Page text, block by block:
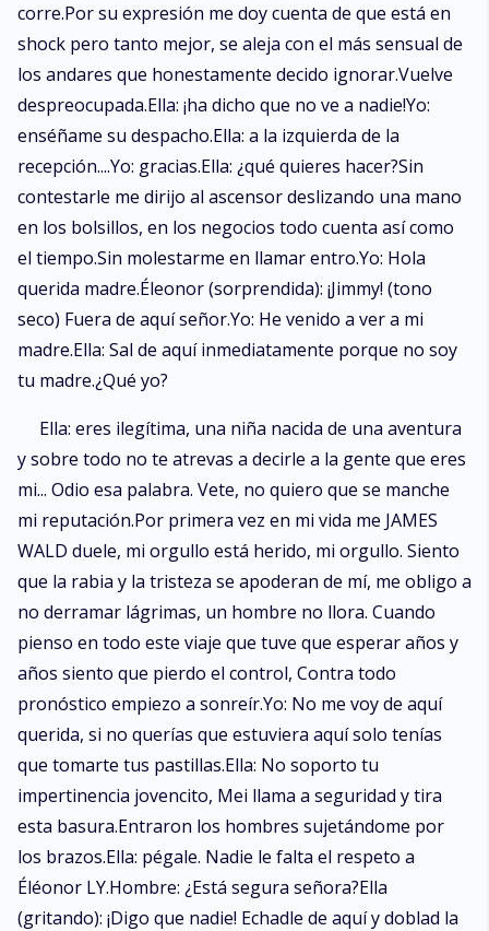
corre.Por su expresión me doy cuenta de que está en
shock pero tanto mejor, se aleja con el más sensual de
los andares que honestamente decido ignorar.Vuelve
despreocupada.Ella: ¡ha dicho que no ve a nadie!Yo:
enséñame su despacho.Ella: a la izquierda de la
recepción....Yo: gracias.Ella: ¿qué quieres hacer?Sin
contestarle me dirijo al ascensor deslizando una mano
en los bolsillos, en los negocios todo cuenta así como
el tiempo.Sin molestarme en llamar entro.Yo: Hola
querida madre.Éleonor (sorprendida): ¡Jimmy! (tono
seco) Fuera de aquí señor.Yo: He venido a ver a mi
madre.Ella: Sal de aquí inmediatamente porque no soy
tu madre.¿Qué yo?
Ella: eres ilegítima, una niña nacida de una aventura
y sobre todo no te atrevas a decirle a la gente que eres
mi... Odio esa palabra. Vete, no quiero que se manche
mi reputación.Por primera vez en mi vida me JAMES
WALD duele, mi orgullo está herido, mi orgullo. Siento
que la rabia y la tristeza se apoderan de mí, me obligo a
no derramar lágrimas, un hombre no llora. Cuando
pienso en todo este viaje que tuve que esperar años y
años siento que pierdo el control, Contra todo
pronóstico empiezo a sonreír.Yo: No me voy de aquí
querida, si no querías que estuviera aquí solo tenías
que tomarte tus pastillas.Ella: No soporto tu
impertinencia jovencito, Mei llama a seguridad y tira
esta basura.Entraron los hombres sujetándome por
los brazos.Ella: pégale. Nadie le falta el respeto a
Éléonor LY.Hombre: ¿Está segura señora?Ella
(gritando): ¡Digo que nadie! Echadle de aquí y doblad la